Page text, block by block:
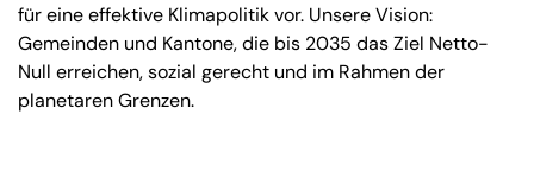
für eine effektive Klimapolitik vor. Unsere Vision:
Gemeinden und Kantone, die bis 2035 das Ziel Netto-
Null erreichen, sozial gerecht und im Rahmen der
planetaren Grenzen.